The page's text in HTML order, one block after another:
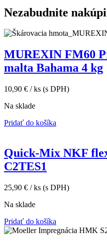
Nezabudnite
MUREXIN FM60
malta Bahama 4 kg
10,90 € / ks (s DPH)
Na sklade
Pridať do košíka
Quick-Mix NKF
C2TES1
25,90 € / ks (s DPH)
Na sklade
Pridať do košíka